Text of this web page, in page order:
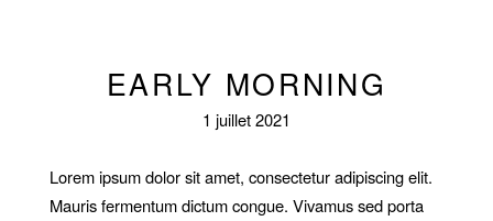
EARLY MORNING
1 juillet 2021
Lorem ipsum dolor sit amet, consectetur adipiscing elit.
Mauris fermentum dictum congue. Vivamus sed porta